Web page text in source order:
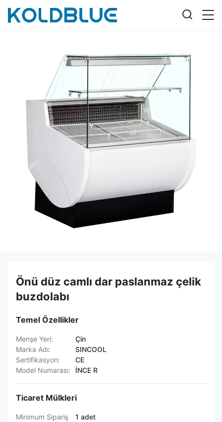
Önü düz camlı dar paslanmaz çelik
buzdolabı
Temel Özellikler
Menşe Yeri:
Çin
Marka Adı:
SINCOOL
Sertifikasyon:
CE
Model Numarası:
İNCE R
Ticaret Mülkleri
Minimum Sipariş
1 adet